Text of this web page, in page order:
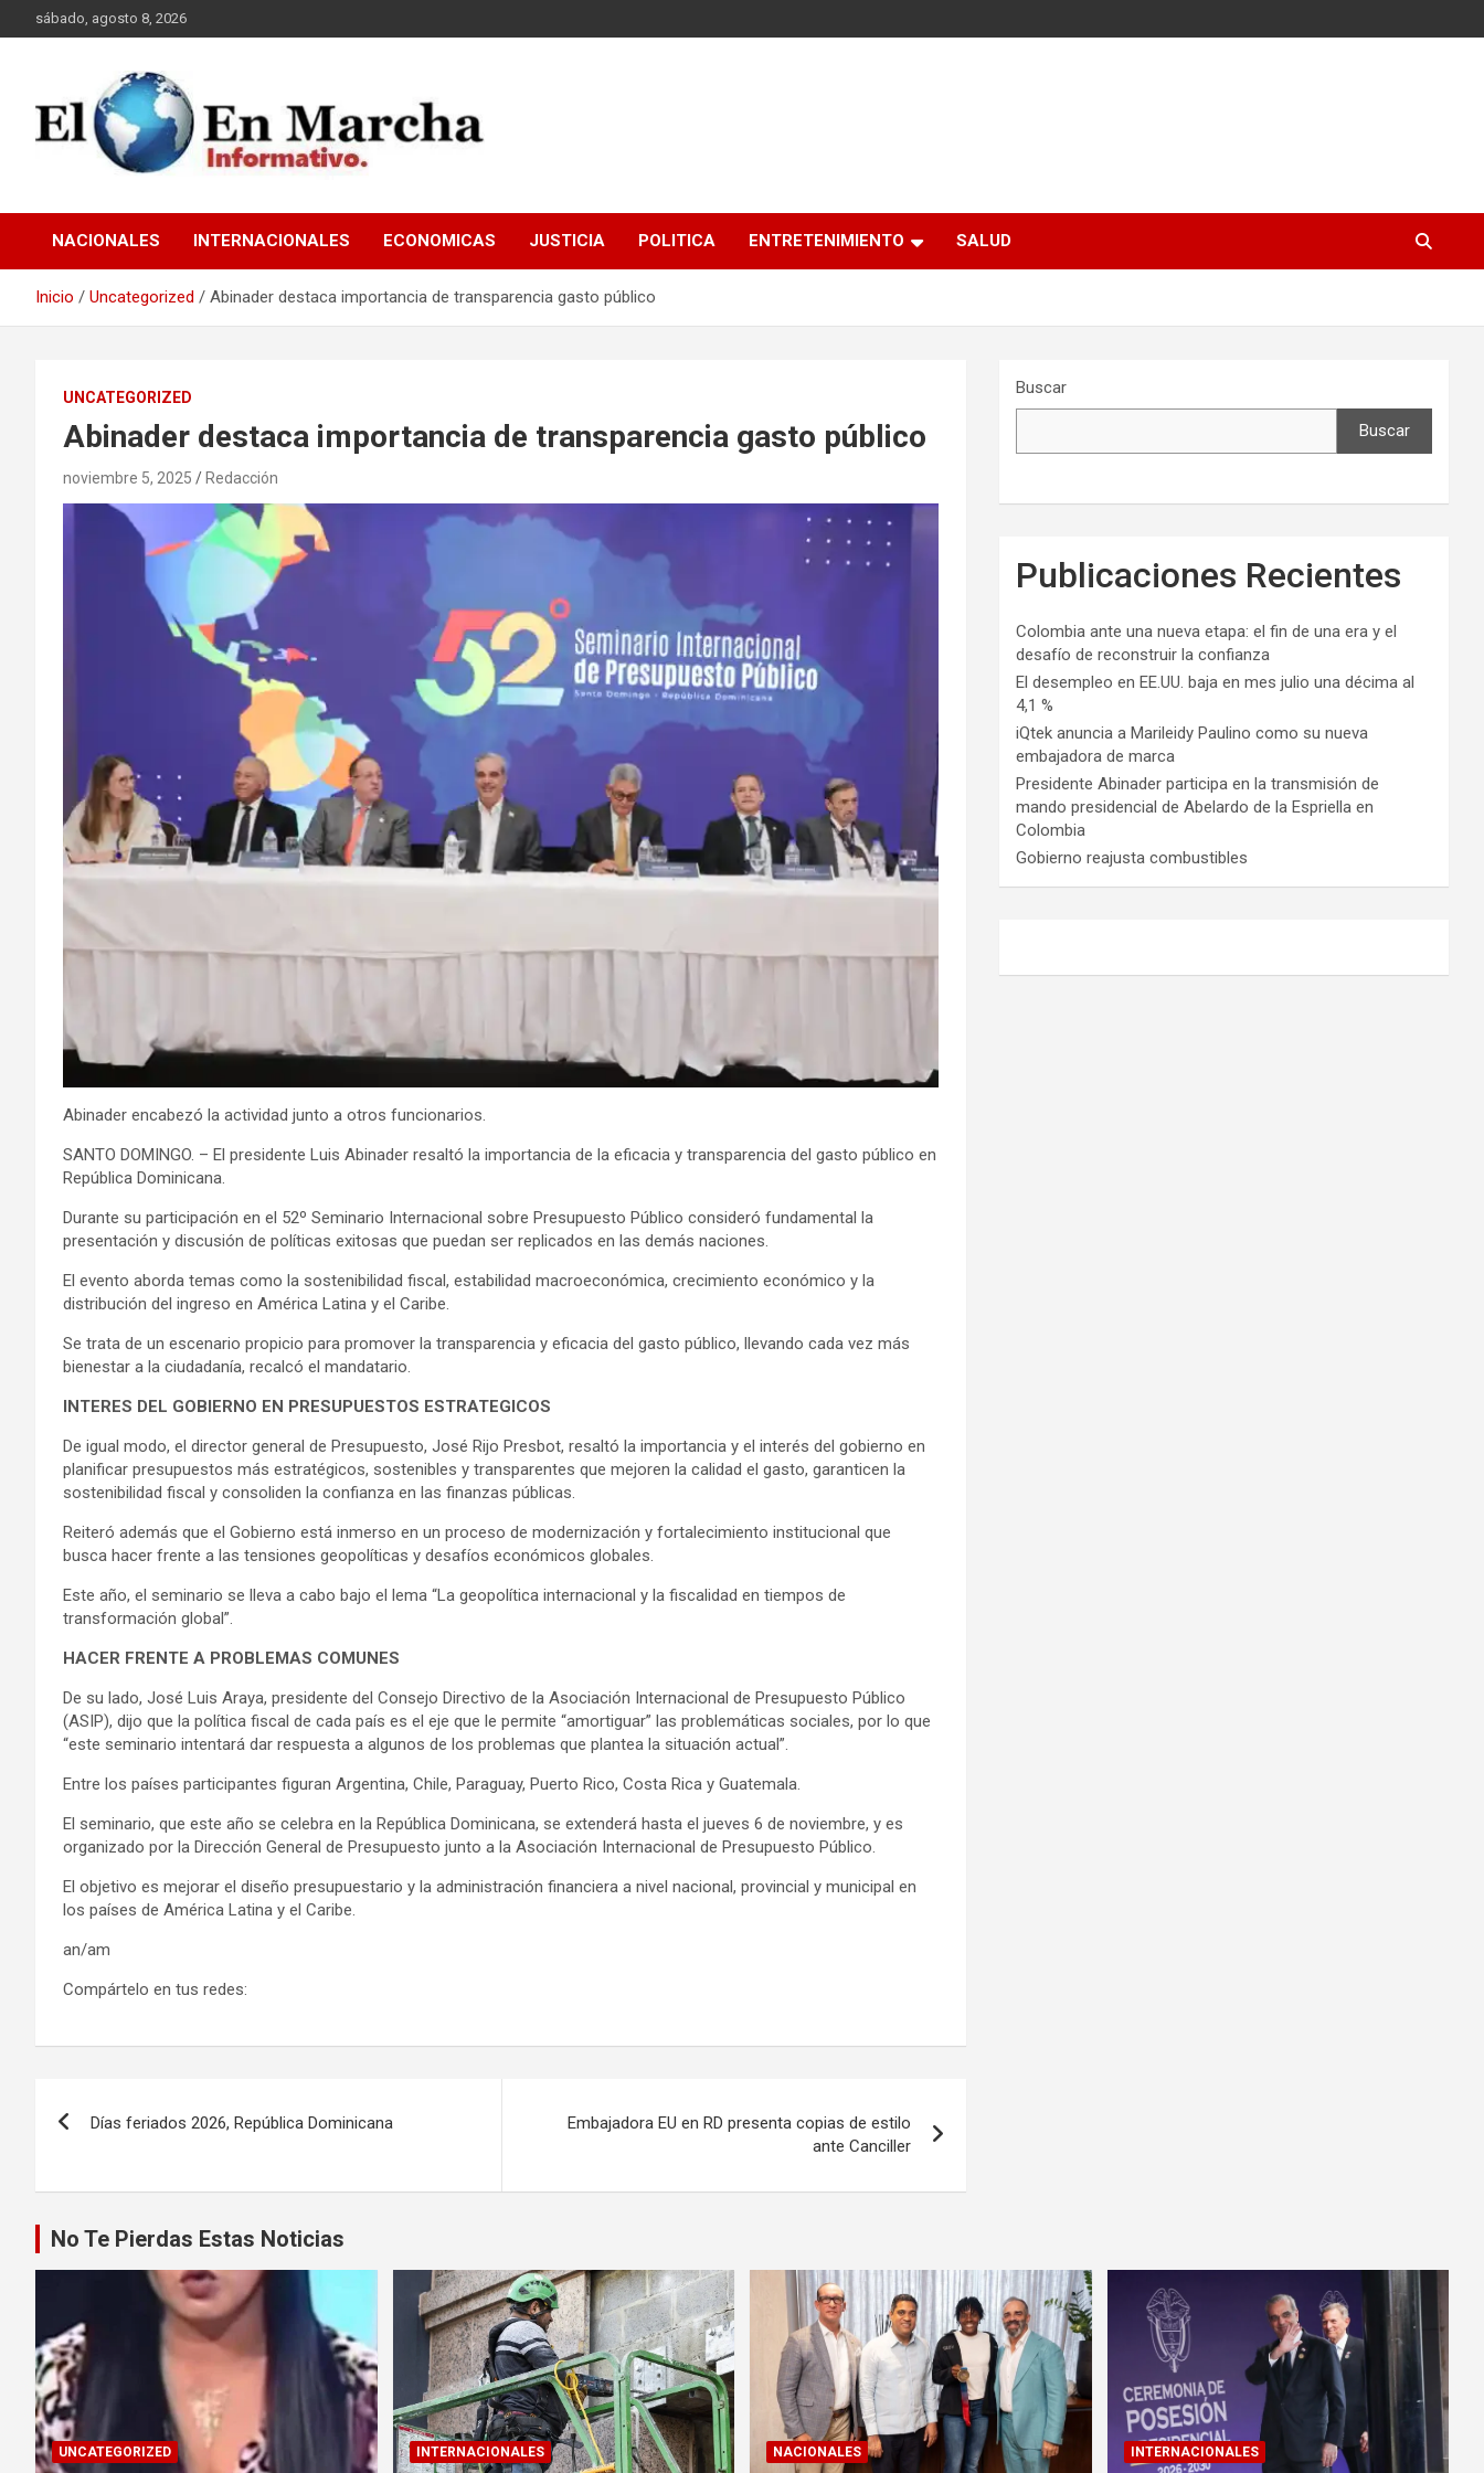
al
sábado, agosto 8, 2026
elmundoenmarcha.net
NACIONALES INTERNACIONALES ECONOMICAS JUSTICIA POLITICA ENTRETENIMIENTO SALUD
Inicio Uncategorized Abinader destaca importancia de transparencia gasto público
UNCATEGORIZED
Abinader destaca importancia de transparencia gasto público
noviembre 5, 2025 Redacción
Abinader encabezó la actividad junto a otros funcionarios.
SANTO DOMINGO. – El presidente Luis Abinader resaltó la importancia de la eficacia y transparencia del gasto público en
República Dominicana.
Durante su participación en el 52º Seminario Internacional sobre Presupuesto Público consideró fundamental la
presentación y discusión de políticas exitosas que puedan ser replicados en las demás naciones.
El evento aborda temas como la sostenibilidad fiscal, estabilidad macroeconómica, crecimiento económico y la
distribución del ingreso en América Latina y el Caribe.
Se trata de un escenario propicio para promover la transparencia y eficacia del gasto público, llevando cada vez más
bienestar a la ciudadanía, recalcó el mandatario.
INTERES DEL GOBIERNO EN PRESUPUESTOS ESTRATEGICOS
De igual modo, el director general de Presupuesto, José Rijo Presbot, resaltó la importancia y el interés del gobierno en
planificar presupuestos más estratégicos, sostenibles y transparentes que mejoren la calidad el gasto, garanticen la
sostenibilidad fiscal y consoliden la confianza en las finanzas públicas.
Reiteró además que el Gobierno está inmerso en un proceso de modernización y fortalecimiento institucional que
busca hacer frente a las tensiones geopolíticas y desafíos económicos globales.
Este año, el seminario se lleva a cabo bajo el lema “La geopolítica internacional y la fiscalidad en tiempos de
transformación global”.
HACER FRENTE A PROBLEMAS COMUNES
De su lado, José Luis Araya, presidente del Consejo Directivo de la Asociación Internacional de Presupuesto Público
(ASIP), dijo que la política fiscal de cada país es el eje que le permite “amortiguar” las problemáticas sociales, por lo que
“este seminario intentará dar respuesta a algunos de los problemas que plantea la situación actual”.
Entre los países participantes figuran Argentina, Chile, Paraguay, Puerto Rico, Costa Rica y Guatemala.
El seminario, que este año se celebra en la República Dominicana, se extenderá hasta el jueves 6 de noviembre, y es
organizado por la Dirección General de Presupuesto junto a la Asociación Internacional de Presupuesto Público.
El objetivo es mejorar el diseño presupuestario y la administración financiera a nivel nacional, provincial y municipal en
los países de América Latina y el Caribe.
an/am
Compártelo en tus redes:
entradas
Días feriados 2026, República Dominicana
Embajadora EU en RD presenta copias de estilo
ante Canciller
Buscar
Buscar
Publicaciones Recientes
Colombia ante una nueva etapa: el fin de una era y el
desafío de reconstruir la confianza
El desempleo en EE.UU. baja en mes julio una décima al
4,1 %
iQtek anuncia a Marileidy Paulino como su nueva
embajadora de marca
Presidente Abinader participa en la transmisión de
mando presidencial de Abelardo de la Espriella en
Colombia
Gobierno reajusta combustibles
No Te Pierdas Estas Noticias
UNCATEGORIZED INTERNACIONALES NACIONALES INTERNACIONALES